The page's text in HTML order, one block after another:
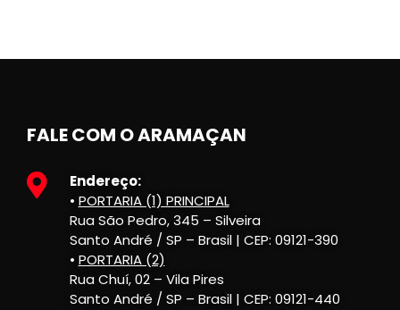
FALE COM O ARAMAÇAN
Endereço:
• PORTARIA (1) PRINCIPAL
Rua São Pedro, 345 – Silveira
Santo André / SP – Brasil | CEP: 09121-390
• PORTARIA (2)
Rua Chuí, 02 – Vila Pires
Santo André / SP – Brasil | CEP: 09121-440